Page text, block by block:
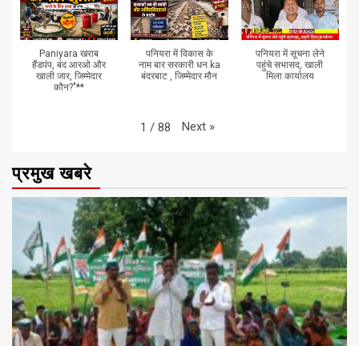
Paniyara खराब
हैंडपंप, बंद आरओ और
खाली जार, जिम्मेदार
कौन?"**
पनियरा में विकास के
नाम बार सरकारी धन ka
बंदरबाट , जिम्मेदार मौन
पनियरा में सूचना लेने
पहुंचे सभासद, खाली
मिला कार्यालय
1 / 88 Next »
प्रमुख खबरे